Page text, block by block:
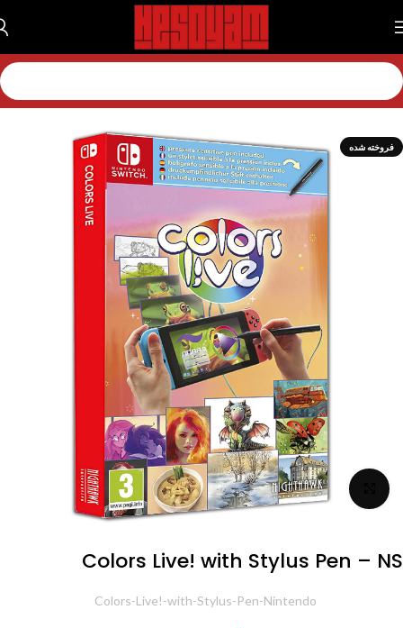
خانه بازی بازی نینتندو بازی نینتندو سویچ 1
فروخته شده
برای بزرگنمایی کلیک کنید
Colors Live! with Stylus Pen – NS
Colors-Live!-with-Stylus-Pen-Nintendo